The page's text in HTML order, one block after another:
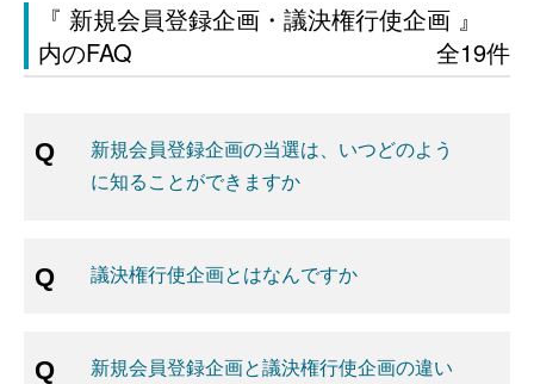
『 新規会員登録企画・議決権行使企画 』
内のFAQ
全19件
新規会員登録企画の当選は、いつどのよう
に知ることができますか
議決権行使企画とはなんですか
新規会員登録企画と議決権行使企画の違い